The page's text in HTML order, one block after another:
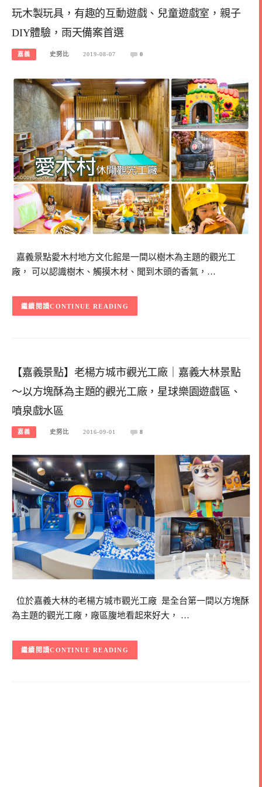
玩木製玩具，有趣的互動遊戲、兒童遊戲室，親子
DIY體驗，雨天備案首選
嘉義 史努比 2019-08-07 0
嘉義景點愛木村地方文化館是一間以樹木為主題的觀光工
廠， 可以認識樹木、觸摸木材、聞到木頭的香氣，…
CONTINUE READING
【嘉義景點】老楊方城市觀光工廠｜嘉義大林景點
～以方塊酥為主題的觀光工廠，星球樂園遊戲區、
噴泉戲水區
嘉義 史努比 2016-09-01 8
位於嘉義大林的老楊方城市觀光工廠 是全台第一間以方塊酥
為主題的觀光工廠，廠區腹地看起來好大， …
CONTINUE READING